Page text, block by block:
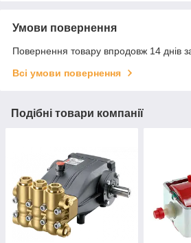
Умови повернення
Повернення товару впродовж 14 днів
Всі умови повернення
Подібні товари компанії